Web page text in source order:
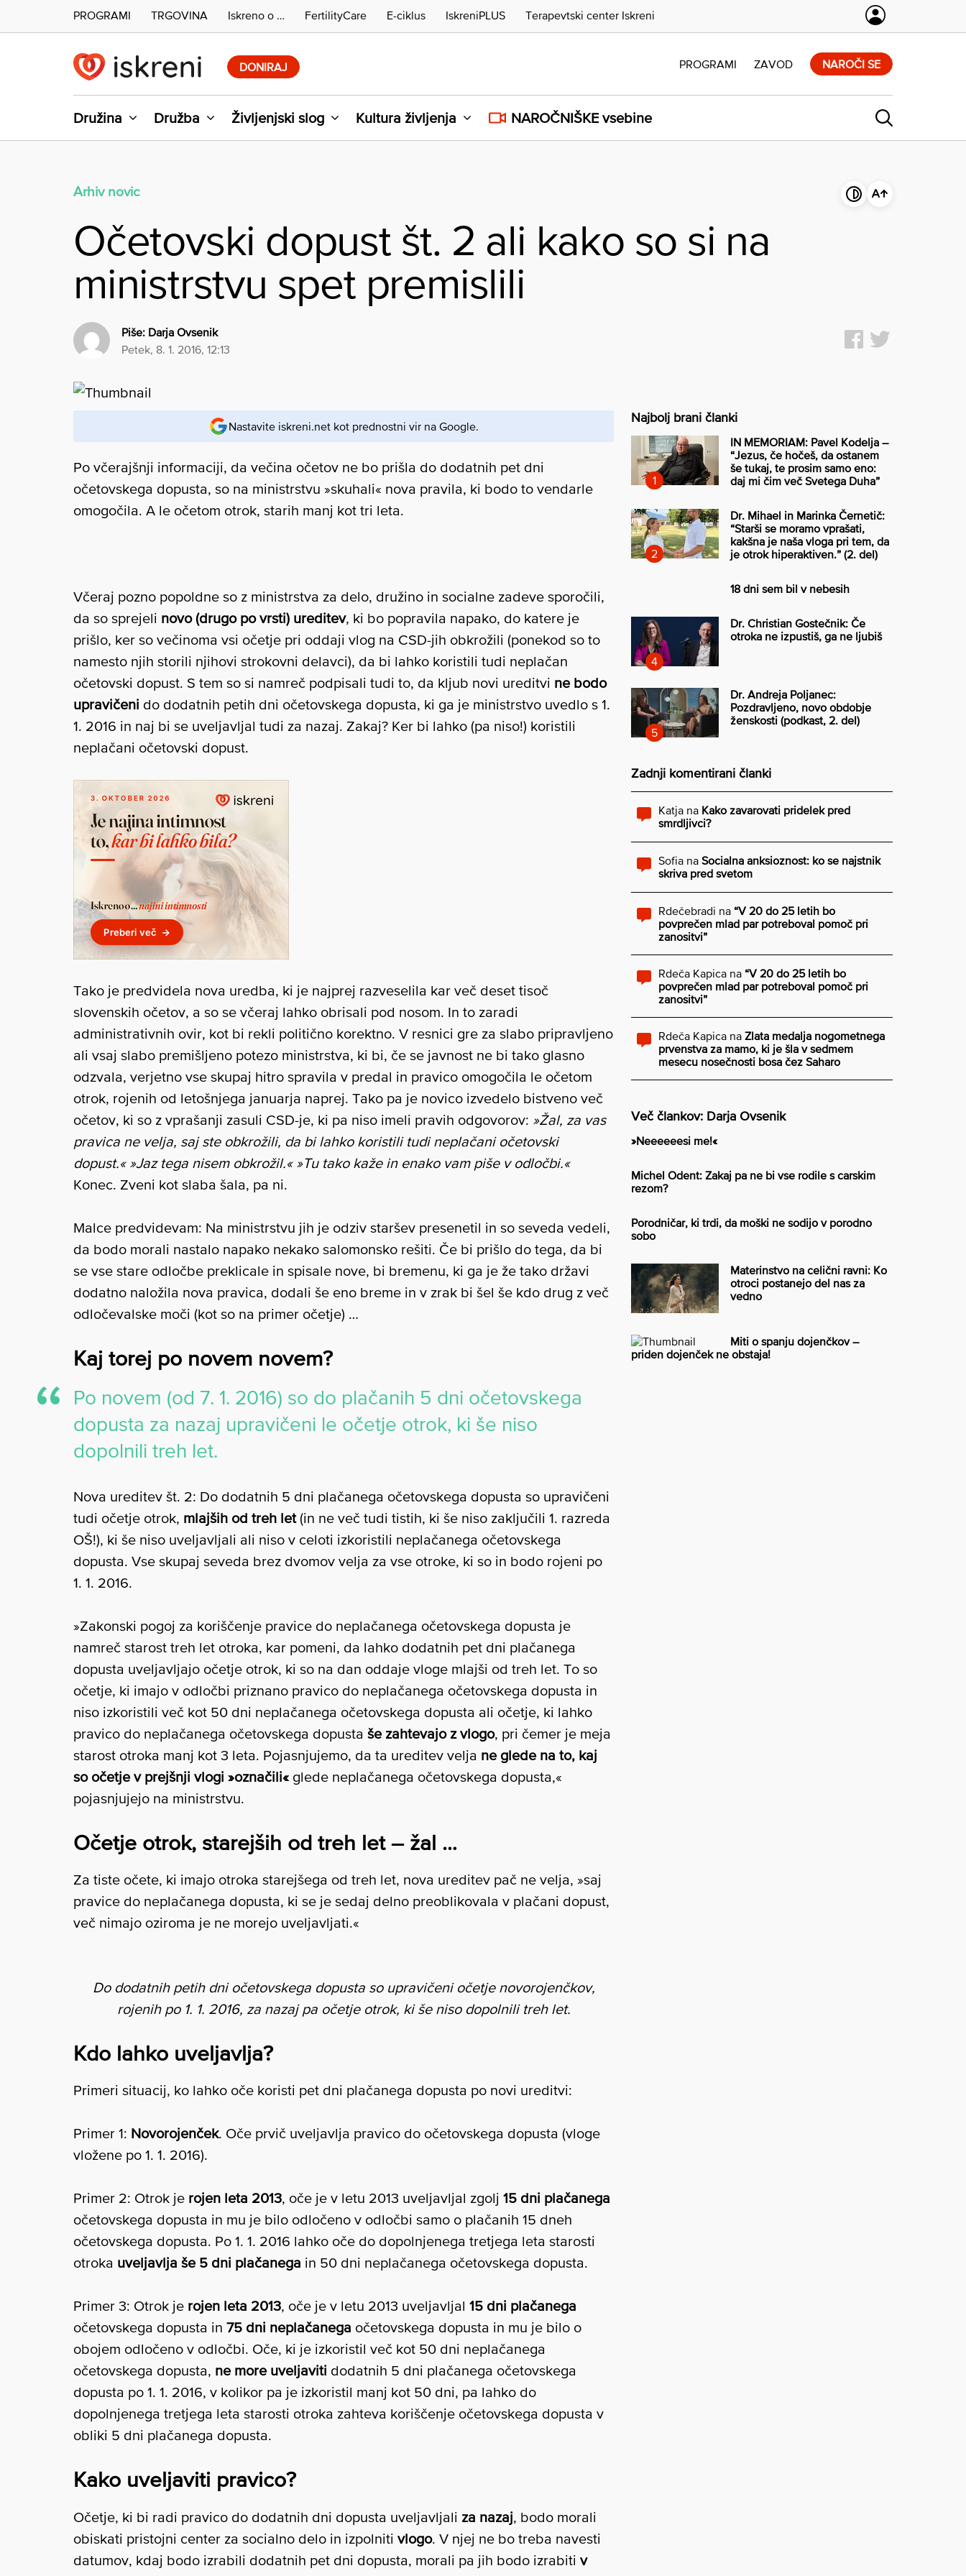
DONIRAJ
Družina Družba Življenjski slog Kultura življenja NAROČNIŠKE vsebine
PROGRAMI ZAVOD NAROČI SE
PROGRAMI TRGOVINA Iskreno o … FertilityCare E-ciklus IskreniPLUS Terapevtski center Iskreni
Arhiv novic
Očetovski dopust št. 2 ali kako so si na
ministrstvu spet premislili
Piše: Darja Ovsenik
petek, 8. 1. 2016, 12:13
Nastavite iskreni.net kot prednostni vir na Google.
Po včerajšnji informaciji, da večina očetov ne bo prišla do dodatnih pet dni
očetovskega dopusta, so na ministrstvu »skuhali« nova pravila, ki bodo to vendarle
omogočila. A le očetom otrok, starih manj kot tri leta.
Včeraj pozno popoldne so z ministrstva za delo, družino in socialne zadeve sporočili,
da so sprejeli novo (drugo po vrsti) ureditev, ki bo popravila napako, do katere je
prišlo, ker so večinoma vsi očetje pri oddaji vlog na CSD-jih obkrožili (ponekod so to
namesto njih storili njihovi strokovni delavci), da bi lahko koristili tudi neplačan
očetovski dopust. S tem so si namreč podpisali tudi to, da kljub novi ureditvi ne bodo
upravičeni do dodatnih petih dni očetovskega dopusta, ki ga je ministrstvo uvedlo s 1.
1. 2016 in naj bi se uveljavljal tudi za nazaj. Zakaj? Ker bi lahko (pa niso!) koristili
neplačani očetovski dopust.
Tako je predvidela nova uredba, ki je najprej razveselila kar več deset tisoč
slovenskih očetov, a so se včeraj lahko obrisali pod nosom. In to zaradi
administrativnih ovir, kot bi rekli politično korektno. V resnici gre za slabo pripravljeno
ali vsaj slabo premišljeno potezo ministrstva, ki bi, če se javnost ne bi tako glasno
odzvala, verjetno vse skupaj hitro spravila v predal in pravico omogočila le očetom
otrok, rojenih od letošnjega januarja naprej. Tako pa je novico izvedelo bistveno več
očetov, ki so z vprašanji zasuli CSD-je, ki pa niso imeli pravih odgovorov: »Žal, za vas
pravica ne velja, saj ste obkrožili, da bi lahko koristili tudi neplačani očetovski
dopust.« »Jaz tega nisem obkrožil.« »Tu tako kaže in enako vam piše v odločbi.«
Konec. Zveni kot slaba šala, pa ni.
Malce predvidevam: Na ministrstvu jih je odziv staršev presenetil in so seveda vedeli,
da bodo morali nastalo napako nekako salomonsko rešiti. Če bi prišlo do tega, da bi
se vse stare odločbe preklicale in spisale nove, bi bremenu, ki ga je že tako državi
dodatno naložila nova pravica, dodali še eno breme in v zrak bi šel še kdo drug z več
odločevalske moči (kot so na primer očetje) …
Kaj torej po novem novem?
Po novem (od 7. 1. 2016) so do plačanih 5 dni očetovskega
dopusta za nazaj upravičeni le očetje otrok, ki še niso
dopolnili treh let.
Nova ureditev št. 2: Do dodatnih 5 dni plačanega očetovskega dopusta so upravičeni
tudi očetje otrok, mlajših od treh let(in ne več tudi tistih, ki še niso zaključili 1. razreda
OŠ!), ki še niso uveljavljali ali niso v celoti izkoristili neplačanega očetovskega
dopusta. Vse skupaj seveda brez dvomov velja za vse otroke, ki so in bodo rojeni po
1. 1. 2016.
»Zakonski pogoj za koriščenje pravice do neplačanega očetovskega dopusta je
namreč starost treh let otroka, kar pomeni, da lahko dodatnih pet dni plačanega
dopusta uveljavljajo očetje otrok, ki so na dan oddaje vloge mlajši od treh let. To so
očetje, ki imajo v odločbi priznano pravico do neplačanega očetovskega dopusta in
niso izkoristili več kot 50 dni neplačanega očetovskega dopusta ali očetje, ki lahko
pravico do neplačanega očetovskega dopusta še zahtevajo z vlogo, pri čemer je meja
starost otroka manj kot 3 leta. Pojasnjujemo, da ta ureditev velja ne glede na to, kaj
so očetje v prejšnji vlogi »označili«glede neplačanega očetovskega dopusta,«
pojasnjujejo na ministrstvu.
Očetje otrok, starejših od treh let – žal …
Za tiste očete, ki imajo otroka starejšega od treh let, nova ureditev pač ne velja, »saj
pravice do neplačanega dopusta, ki se je sedaj delno preoblikovala v plačani dopust,
več nimajo oziroma je ne morejo uveljavljati.«
Do dodatnih petih dni očetovskega dopusta so upravičeni očetje novorojenčkov,
rojenih po 1. 1. 2016, za nazaj pa očetje otrok, ki še niso dopolnili treh let.
Kdo lahko uveljavlja?
Primeri situacij, ko lahko oče koristi pet dni plačanega dopusta po novi ureditvi:
Primer 1: Novorojenček. Oče prvič uveljavlja pravico do očetovskega dopusta (vloge
vložene po 1. 1. 2016).
Primer 2: Otrok je rojen leta 2013, oče je v letu 2013 uveljavljal zgolj 15 dni plačanega
očetovskega dopusta in mu je bilo odločeno v odločbi samo o plačanih 15 dneh
očetovskega dopusta. Po 1. 1. 2016 lahko oče do dopolnjenega tretjega leta starosti
otroka uveljavlja še 5 dni plačanega in 50 dni neplačanega očetovskega dopusta.
Primer 3: Otrok je rojen leta 2013, oče je v letu 2013 uveljavljal 15 dni plačanega
očetovskega dopusta in 75 dni neplačanega očetovskega dopusta in mu je bilo o
obojem odločeno v odločbi. Oče, ki je izkoristil več kot 50 dni neplačanega
očetovskega dopusta, ne more uveljaviti dodatnih 5 dni plačanega očetovskega
dopusta po 1. 1. 2016, v kolikor pa je izkoristil manj kot 50 dni, pa lahko do
dopolnjenega tretjega leta starosti otroka zahteva koriščenje očetovskega dopusta v
obliki 5 dni plačanega dopusta.
Kako uveljaviti pravico?
Očetje, ki bi radi pravico do dodatnih dni dopusta uveljavljali za nazaj, bodo morali
obiskati pristojni center za socialno delo in izpolniti vlogo. V njej ne bo treba navesti
datumov, kdaj bodo izrabili dodatnih pet dni dopusta, morali pa jih bodo izrabiti v
Najbolj brani članki
IN MEMORIAM: Pavel Kodelja –
“Jezus, če hočeš, da ostanem
še tukaj, te prosim samo eno:
daj mi čim več Svetega Duha”
Dr. Mihael in Marinka Černetič:
“Starši se moramo vprašati,
kakšna je naša vloga pri tem, da
je otrok hiperaktiven.” (2. del)
18 dni sem bil v nebesih
Dr. Christian Gostečnik: Če
otroka ne izpustiš, ga ne ljubiš
Dr. Andreja Poljanec:
Pozdravljeno, novo obdobje
ženskosti (podkast, 2. del)
Zadnji komentirani članki
Katja na Kako zavarovati pridelek pred
smrdljivci?
Sofia na Socialna anksioznost: ko se najstnik
skriva pred svetom
Rdečebradi na “V 20 do 25 letih bo
povprečen mlad par potreboval pomoč pri
zanositvi”
Rdeča Kapica na “V 20 do 25 letih bo
povprečen mlad par potreboval pomoč pri
zanositvi”
Rdeča Kapica na Zlata medalja nogometnega
prvenstva za mamo, ki je šla v sedmem
mesecu nosečnosti bosa čez Saharo
Več člankov: Darja Ovsenik
»Neeeeeesi me!«
Michel Odent: Zakaj pa ne bi vse rodile s carskim
rezom?
Porodničar, ki trdi, da moški ne sodijo v porodno
sobo
Materinstvo na celični ravni: Ko
otroci postanejo del nas za
vedno
Miti o spanju dojenčkov –
priden dojenček ne obstaja!